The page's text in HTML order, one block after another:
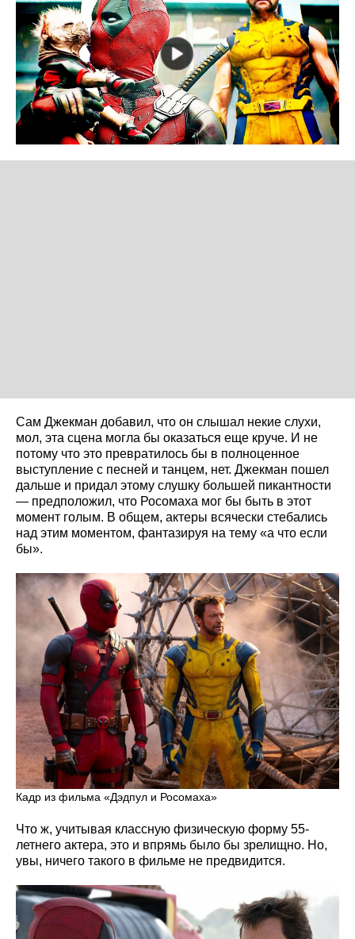
Сам Джекман добавил, что он слышал некие слухи,
мол, эта сцена могла бы оказаться еще круче. И не
потому что это превратилось бы в полноценное
выступление с песней и танцем, нет. Джекман пошел
дальше и придал этому слушку большей пикантности
— предположил, что Росомаха мог бы быть в этот
момент голым. В общем, актеры всячески стебались
над этим моментом, фантазируя на тему «‎а что если
бы».
Кадр из фильма «Дэдпул и Росомаха»
Что ж, учитывая классную физическую форму 55-
летнего актера, это и впрямь было бы зрелищно. Но,
увы, ничего такого в фильме не предвидится.